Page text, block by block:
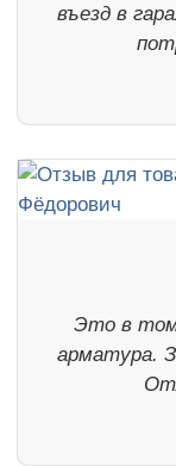
въезд в
Это в том
арматура.